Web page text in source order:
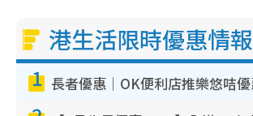
港生活限時優惠情報
1